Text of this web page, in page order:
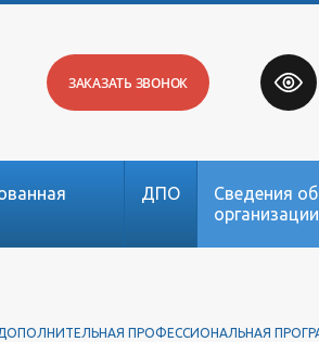
ЗАКАЗАТЬ ЗВОНОК
ДПО
Сведения
организации
ПРОФЕССИОНАЛЬНАЯ